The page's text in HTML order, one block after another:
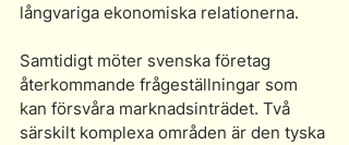
långvariga ekonomiska relationerna.
Samtidigt möter svenska företag
återkommande frågeställningar som
kan försvåra marknadsinträdet. Två
särskilt komplexa områden är den tyska